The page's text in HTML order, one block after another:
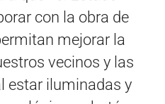
con la obra de
mejorar la
vecinos y las
estar iluminadas y